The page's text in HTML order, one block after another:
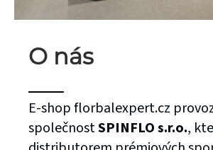
O nás
E-shop florbalexpert.cz
společnostSPINFLO s.r.o.,